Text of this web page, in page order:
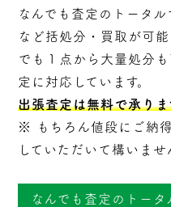
なんでも査定のトータ
など括処分・ 買取 が可
でも１点から大量処分
定に対応しています。
出張査定は無料で承りま
※ もちろん値段にご納
していただいて構いませ
なんでも査定のトータ